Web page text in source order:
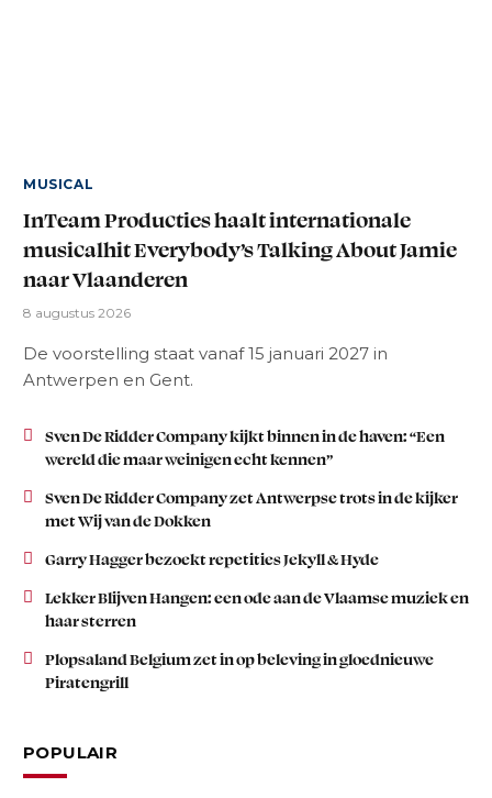
MUSICAL
InTeam Producties haalt internationale
musicalhit Everybody’s Talking About Jamie
naar Vlaanderen
8 augustus 2026
De voorstelling staat vanaf 15 januari 2027 in
Antwerpen en Gent.
Sven De Ridder Company kijkt binnen in de haven: “Een
wereld die maar weinigen echt kennen”
Sven De Ridder Company zet Antwerpse trots in de kijker
met Wij van de Dokken
Garry Hagger bezoekt repetities Jekyll & Hyde
Lekker Blijven Hangen: een ode aan de Vlaamse muziek en
haar sterren
Plopsaland Belgium zet in op beleving in gloednieuwe
Piratengrill
POPULAIR